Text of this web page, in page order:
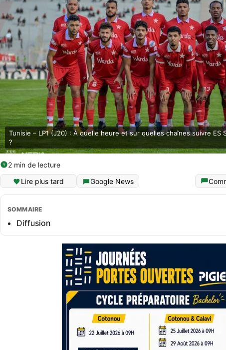
Tunisie – LP1 (J20) : À quelle heure et sur quelles chaînes suivre ES
?
2 min de lecture
Lire plus tard
Google News
SOMMAIRE
Diffusion